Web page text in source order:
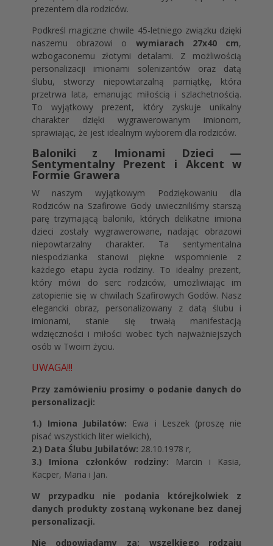
prezentem dla rodziców.
Podkreśl magiczne chwile 45-letniego związku dzięki
naszemu obrazowi o wymiarach 27x40 cm,
wzbogaconemu złotymi detalami. Z możliwością
personalizacji imionami solenizantów oraz datą
ślubu, stworzy niepowtarzalną pamiątkę, która
przetrwa lata, emanując miłością i szlachetnością.
To wyjątkowy prezent, który zyskuje unikalny
charakter dzięki wygrawerowanym imionom,
sprawiając, że jest idealnym wyborem dla rodziców.
Baloniki z Imionami Dzieci —
Sentymentalny Prezent i Akcent w
Formie Grawera
W naszym wyjątkowym Podziękowaniu dla
Rodziców na Szafirowe Gody uwieczniliśmy starszą
parę trzymającą baloniki, których delikatne imiona
dzieci zostały wygrawerowane, nadając obrazowi
niepowtarzalny charakter. Ta sentymentalna
niespodzianka stanowi piękne wspomnienie z
każdego etapu życia rodziny. To idealny prezent,
który mówi do serc rodziców, umożliwiając im
zatopienie się w chwilach Szafirowych Godów. Nasz
elegancki obraz, personalizowany z datą ślubu i
imionami, stanie się trwałą manifestacją
wdzięczności i miłości wobec tych najważniejszych
osób w Twoim życiu.
UWAGA!!!
Przy zamówieniu prosimy o podanie danych do
personalizacji:
1.) Imiona Jubilatów: Ewa i Leszek (proszę nie
pisać wszystkich liter wielkich),
2.) Data Ślubu Jubilatów: 28.10.1978 r,
3.) Imiona członków rodziny:
Marcin i Kasia,
Kacper, Maria i Jan.
W przypadku nie podania którejkolwiek z
danych produkty zostaną wykonane bez danej
personalizacji.
Nie odpowiadamy za: wszelkiego rodzaju